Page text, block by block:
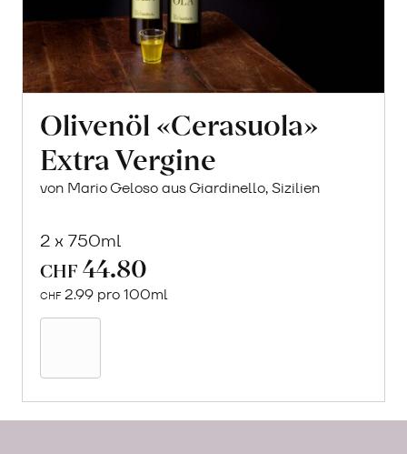
Olivenöl «Cerasuola»
Extra Vergine
von Mario Geloso aus Giardinello, Sizilien
2 x 750ml
CHF 44.80
CHF 2.99 pro 100ml